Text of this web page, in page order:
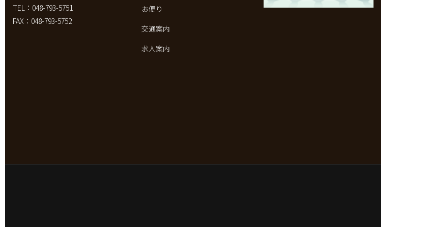
TEL：048-793-5751
FAX：048-793-5752
お便り
交通案内
求人案内